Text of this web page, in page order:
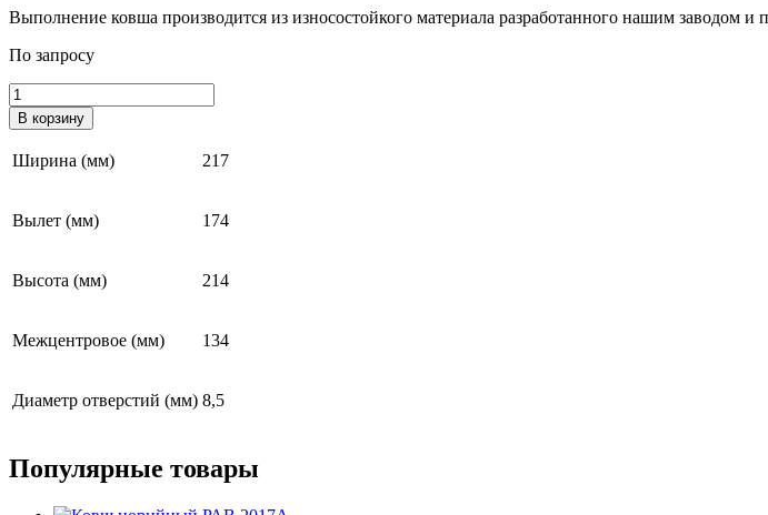
Выполнение ковша производится из износостойкого материала разработанного нашим заводом и
По запросу
Количество
товара
Ковш
норийный
РАВ
В корзину
Ширина (мм) 217
Вылет (мм) 174
Высота (мм) 214
Межцентровое (мм) 134
Диаметр отверстий (мм) 8,5
Популярные товары